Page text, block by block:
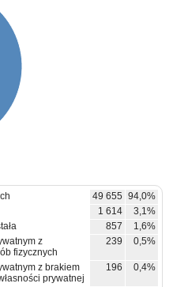
49 655 94,0%
1 614
3,1%
857
1,6%
z
fizycznych
239 0,5%
z brakiem
prywatnej
196 0,4%